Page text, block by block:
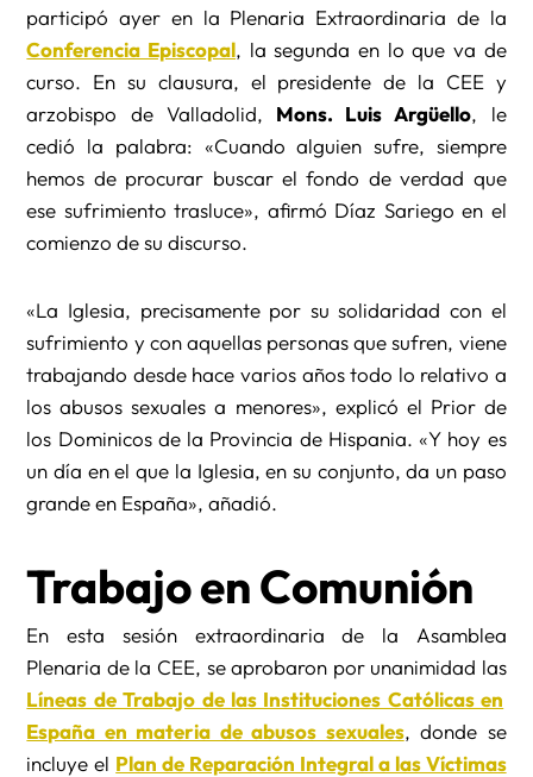
participó ayer en la Plenaria Extraordinaria de la
Conferencia Episcopal, la segunda en lo que va de
curso. En su clausura, el presidente de la CEE y
arzobispo de Valladolid, Mons. Luis Argüello, le
cedió la palabra: «Cuando alguien sufre, siempre
hemos de procurar buscar el fondo de verdad que
ese sufrimiento trasluce», afirmó Díaz Sariego en el
comienzo de su discurso.
«La Iglesia, precisamente por su solidaridad con el
sufrimiento y con aquellas personas que sufren, viene
trabajando desde hace varios años todo lo relativo a
los abusos sexuales a menores», explicó el Prior de
los Dominicos de la Provincia de Hispania. «Y hoy es
un día en el que la Iglesia, en su conjunto, da un paso
grande en España», añadió.
Trabajo en Comunión
En esta sesión extraordinaria de la Asamblea
Plenaria de la CEE, se aprobaron por unanimidad las
Líneas de Trabajo de las Instituciones Católicas en
España en materia de abusos sexuales, donde se
incluye el Plan de Reparación Integral a las Víctimas